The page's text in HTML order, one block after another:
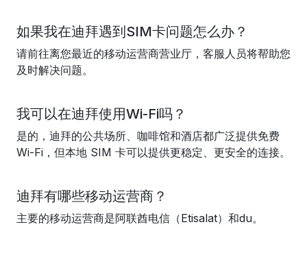
如果我在迪拜遇到SIM卡问题怎么办？
请前往离您最近的移动运营商营业厅，客服人员将帮助您
及时解决问题。
我可以在迪拜使用Wi-Fi吗？
是的，迪拜的公共场所、咖啡馆和酒店都广泛提供免费
Wi-Fi，但本地 SIM 卡可以提供更稳定、更安全的连接。
迪拜有哪些移动运营商？
主要的移动运营商是阿联酋电信（Etisalat）和du。